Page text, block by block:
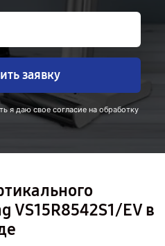
заявку
я даю свое согласие на обработку
VS15R8542S1/EV в